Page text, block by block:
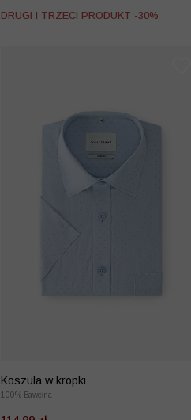
DRUGI I TRZECI PRODUKT -30%
Koszula w kropki
100% Bawełna